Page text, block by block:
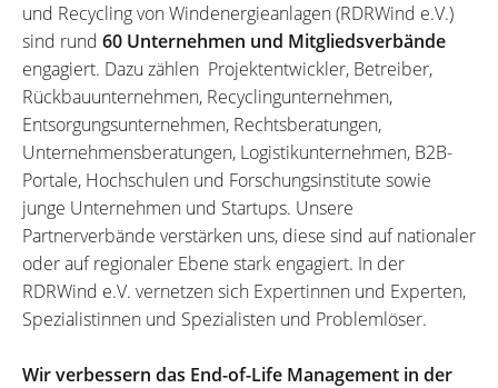
und Recycling von Windenergieanlagen (RDRWind e.V.)
sind rund 60 Unternehmen und Mitgliedsverbände
engagiert. Dazu zählen Projektentwickler, Betreiber,
Rückbauunternehmen, Recyclingunternehmen,
Entsorgungsunternehmen, Rechtsberatungen,
Unternehmensberatungen, Logistikunternehmen, B2B-
Portale, Hochschulen und Forschungsinstitute sowie
junge Unternehmen und Startups. Unsere
Partnerverbände verstärken uns, diese sind auf nationaler
oder auf regionaler Ebene stark engagiert. In der
RDRWind e.V. vernetzen sich Expertinnen und Experten,
Spezialistinnen und Spezialisten und Problemlöser.
Wir verbessern das End-of-Life Management in der